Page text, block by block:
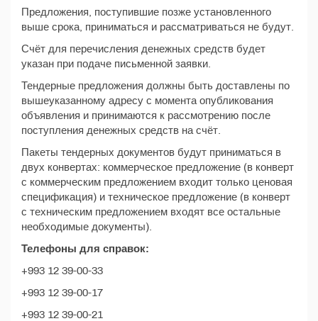
Предложения, поступившие позже установленного
выше срока, приниматься и рассматриваться не будут.
Счёт для перечисления денежных средств будет
указан при подаче письменной заявки.
Тендерные предложения должны быть доставлены по
вышеуказанному адресу с момента опубликования
объявления и принимаются к рассмотрению после
поступления денежных средств на счёт.
Пакеты тендерных документов будут приниматься в
двух конвертах: коммерческое предложение (в конверт
с коммерческим предложением входит только ценовая
спецификация) и техническое предложение (в конверт
с техническим предложением входят все остальные
необходимые документы).
Телефоны для справок:
+993 12 39-00-33
+993 12 39-00-17
+993 12 39-00-21